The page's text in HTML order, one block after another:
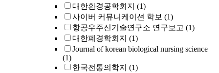
대한환경공학회지 (1)
사이버 커뮤니케이션 학보 (1)
항공우주신기술연구소 연구보고 (1)
대한폐경학회지 (1)
Journal of korean biological nursing science
(1)
한국전통의학지 (1)